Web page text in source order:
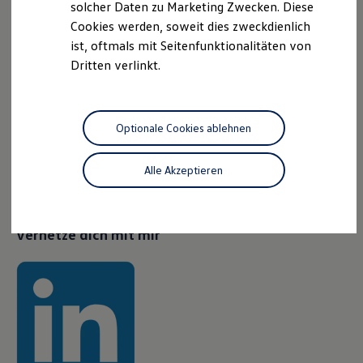
Mein Bewerbungstipp für dich
Hab keine Angst, wenn du nicht alle Anforderungen in der
Stellenausschreibung erfüllst. Uns geht es neben den
einfach authentisch und zeige uns dein ehrliches Interesse
am Unternehmen und an der Stelle, für die du dich bewirbst,
indem du uns zum Beispiel hilfst zu verstehen, weshalb du
dich für die Themen begeisterst.
Vernetze dich mit mir
solcher Daten zu Marketing Zwecken. Diese
Cookies werden, soweit dies zweckdienlich
ist, oftmals mit Seitenfunktionalitäten von
Dritten verlinkt.
Alle Akzeptieren
Optionale Cookies ablehnen